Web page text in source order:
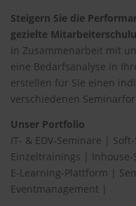
Steigern Sie die
gezielte
In Zusammenarbeit mit
eine Bedarfsanalyse in
erstellen für Sie einen
verschiedenen
Unser Portfolio
IT- & EDV-Seminare |
Einzeltrainings | Inhouse-
E-Learning-Plattform |
Eventmanagement |